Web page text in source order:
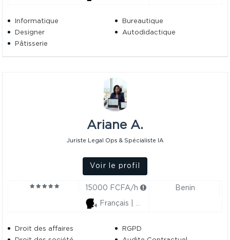
Informatique
Bureautique
Designer
Autodidactique
Pâtisserie
Ariane A.
Juriste Legal Ops & Spécialiste IA
Voir le profil
15000 FCFA/h Benin
Français | Anglais
Droit des affaires
RGPD